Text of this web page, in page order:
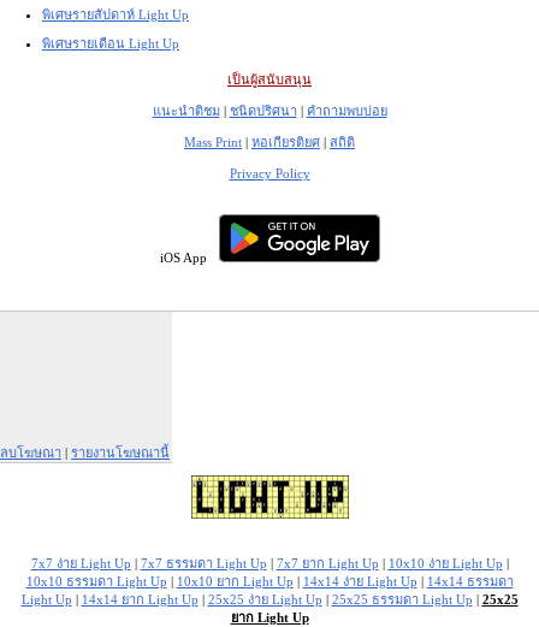
พิเศษรายสัปดาห์ Light Up
พิเศษรายเดือน Light Up
เป็นผู้สนับสนุน
แนะนำติชม| ชนิดปริศนา| คำถามพบบ่อย
Mass Print | หอเกียรติยศ | สถิติ
Privacy Policy
iOS App
ลบโฆษณา | รายงานโฆษณานี้
7x7 ง่าย Light Up 7x7 ธรรมดา Light Up 7x7 ยาก Light Up 10x10 ง่าย Light Up
10x10 ธรรมดา Light Up
10x10 ยาก Light Up 14x14 ง่าย Light Up
14x14 ธรรมดา
Light Up
14x14 ยาก Light Up 25x25 ง่าย Light Up 25x25 ธรรมดา Light Up
25x25
ยาก Light Up